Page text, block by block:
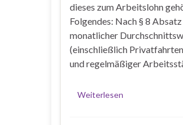
dieses zum Arbeitslohn
Folgendes: Nach § 8
monatlicher
(einschließlich
und regelmäßiger
Weiterlesen